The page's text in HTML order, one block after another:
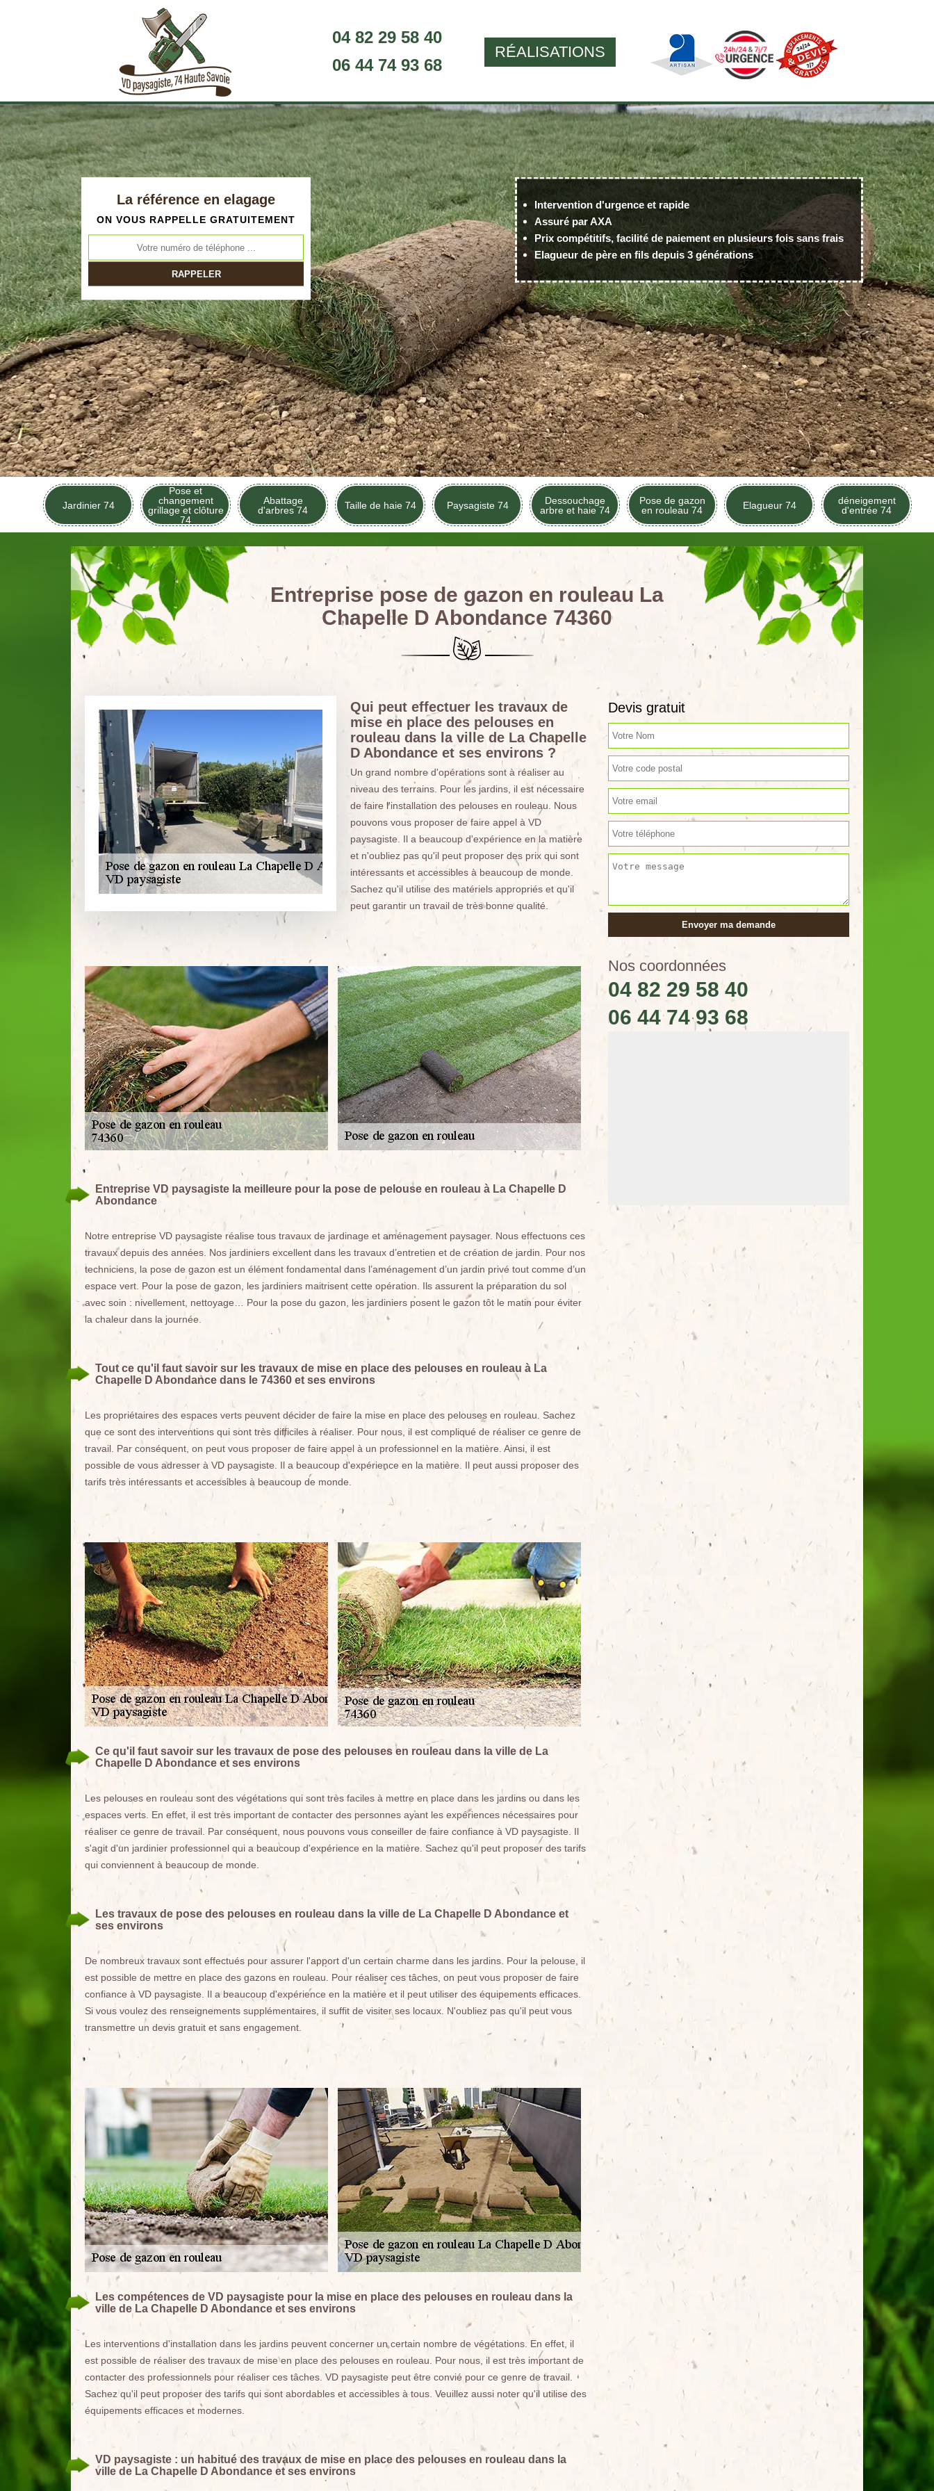
04 82 29 58 40
06 44 74 93 68
RÉALISATIONS
La référence en elagage
ON VOUS RAPPELLE GRATUITEMENT
Intervention d'urgence et rapide
Assuré par AXA
Prix compétitifs, facilité de paiement en plusieurs fois sans frais
Elagueur de père en fils depuis 3 générations
Jardinier 74
Pose et
changement
grillage et clôture
74
Abattage
d'arbres 74
Taille de haie 74 Paysagiste 74
Dessouchage
arbre et haie 74
Pose de gazon
en rouleau 74
Elagueur 74
déneigement
d'entrée 74
Entreprise pose de gazon en rouleau La
Chapelle D Abondance 74360
Qui peut effectuer les travaux de
mise en place des pelouses en
rouleau dans la ville de La Chapelle
D Abondance et ses environs ?
Un grand nombre d'opérations sont à réaliser au
niveau des terrains. Pour les jardins, il est nécessaire
de faire l'installation des pelouses en rouleau. Nous
pouvons vous proposer de faire appel à VD
paysagiste. Il a beaucoup d'expérience en la matière
et n'oubliez pas qu'il peut proposer des prix qui sont
intéressants et accessibles à beaucoup de monde.
Sachez qu'il utilise des matériels appropriés et qu'il
peut garantir un travail de très bonne qualité.
Entreprise VD paysagiste la meilleure pour la pose de pelouse en rouleau à La Chapelle D
Abondance
Notre entreprise VD paysagiste réalise tous travaux de jardinage et aménagement paysager. Nous effectuons ces
travaux depuis des années. Nos jardiniers excellent dans les travaux d’entretien et de création de jardin. Pour nos
techniciens, la pose de gazon est un élément fondamental dans l’aménagement d’un jardin privé tout comme d’un
espace vert. Pour la pose de gazon, les jardiniers maitrisent cette opération. Ils assurent la préparation du sol
avec soin : nivellement, nettoyage… Pour la pose du gazon, les jardiniers posent le gazon tôt le matin pour éviter
la chaleur dans la journée.
Tout ce qu'il faut savoir sur les travaux de mise en place des pelouses en rouleau à La
Chapelle D Abondance dans le 74360 et ses environs
Les propriétaires des espaces verts peuvent décider de faire la mise en place des pelouses en rouleau. Sachez
que ce sont des interventions qui sont très difficiles à réaliser. Pour nous, il est compliqué de réaliser ce genre de
travail. Par conséquent, on peut vous proposer de faire appel à un professionnel en la matière. Ainsi, il est
possible de vous adresser à VD paysagiste. Il a beaucoup d'expérience en la matière. Il peut aussi proposer des
tarifs très intéressants et accessibles à beaucoup de monde.
Ce qu'il faut savoir sur les travaux de pose des pelouses en rouleau dans la ville de La
Chapelle D Abondance et ses environs
Les pelouses en rouleau sont des végétations qui sont très faciles à mettre en place dans les jardins ou dans les
espaces verts. En effet, il est très important de contacter des personnes ayant les expériences nécessaires pour
réaliser ce genre de travail. Par conséquent, nous pouvons vous conseiller de faire confiance à VD paysagiste. Il
s'agit d'un jardinier professionnel qui a beaucoup d'expérience en la matière. Sachez qu'il peut proposer des tarifs
qui conviennent à beaucoup de monde.
Les travaux de pose des pelouses en rouleau dans la ville de La Chapelle D Abondance et
ses environs
De nombreux travaux sont effectués pour assurer l'apport d'un certain charme dans les jardins. Pour la pelouse, il
est possible de mettre en place des gazons en rouleau. Pour réaliser ces tâches, on peut vous proposer de faire
confiance à VD paysagiste. Il a beaucoup d'expérience en la matière et il peut utiliser des équipements efficaces.
Si vous voulez des renseignements supplémentaires, il suffit de visiter ses locaux. N'oubliez pas qu'il peut vous
transmettre un devis gratuit et sans engagement.
Les compétences de VD paysagiste pour la mise en place des pelouses en rouleau dans la
ville de La Chapelle D Abondance et ses environs
Les interventions d'installation dans les jardins peuvent concerner un certain nombre de végétations. En effet, il
est possible de réaliser des travaux de mise en place des pelouses en rouleau. Pour nous, il est très important de
contacter des professionnels pour réaliser ces tâches. VD paysagiste peut être convié pour ce genre de travail.
Sachez qu'il peut proposer des tarifs qui sont abordables et accessibles à tous. Veuillez aussi noter qu'il utilise des
équipements efficaces et modernes.
VD paysagiste : un habitué des travaux de mise en place des pelouses en rouleau dans la
ville de La Chapelle D Abondance et ses environs
Devis gratuit
Nos coordonnées
04 82 29 58 40
06 44 74 93 68